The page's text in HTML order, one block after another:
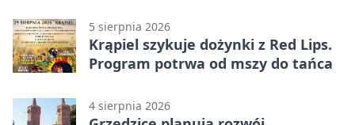
5 sierpnia 2026
Krąpiel szykuje dożynki z Red Lips.
Program potrwa od mszy do tańca
4 sierpnia 2026